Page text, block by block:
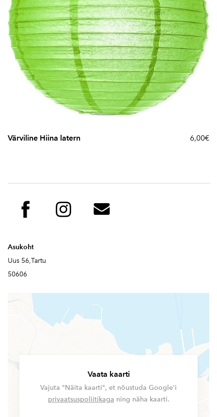
Värviline Hiina latern 6,00€
Asukoht
Uus 56,Tartu
50606
Vaata kaarti
Vajuta "Näita kaarti", et nõustuda Google'i
privaatsuspoliitikaga ning näha kaarti.